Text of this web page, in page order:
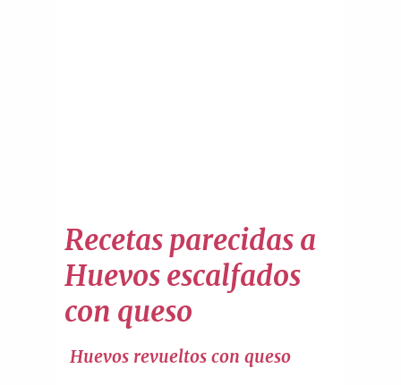
Recetas parecidas a
Huevos escalfados
con queso
Huevos revueltos con queso